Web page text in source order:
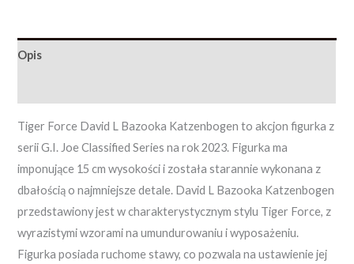
Opis
Tiger Force David L Bazooka Katzenbogen to akcjon figurka z
serii G.I. Joe Classified Series na rok 2023. Figurka ma
imponujące 15 cm wysokości i została starannie wykonana z
dbałością o najmniejsze detale. David L Bazooka Katzenbogen
przedstawiony jest w charakterystycznym stylu Tiger Force, z
wyrazistymi wzorami na umundurowaniu i wyposażeniu.
Figurka posiada ruchome stawy, co pozwala na ustawienie jej